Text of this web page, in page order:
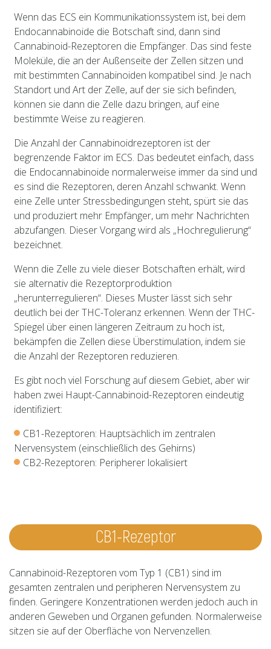
Wenn das ECS ein Kommunikationssystem ist, bei dem
Endocannabinoide die Botschaft sind, dann sind
Cannabinoid-Rezeptoren die Empfänger. Das sind feste
Moleküle, die an der Außenseite der Zellen sitzen und
mit bestimmten Cannabinoiden kompatibel sind. Je nach
Standort und Art der Zelle, auf der sie sich befinden,
können sie dann die Zelle dazu bringen, auf eine
bestimmte Weise zu reagieren.
Die Anzahl der Cannabinoidrezeptoren ist der
begrenzende Faktor im ECS. Das bedeutet einfach, dass
die Endocannabinoide normalerweise immer da sind und
es sind die Rezeptoren, deren Anzahl schwankt. Wenn
eine Zelle unter Stressbedingungen steht, spürt sie das
und produziert mehr Empfänger, um mehr Nachrichten
abzufangen. Dieser Vorgang wird als „Hochregulierung“
bezeichnet.
Wenn die Zelle zu viele dieser Botschaften erhält, wird
sie alternativ die Rezeptorproduktion
„herunterregulieren“. Dieses Muster lässt sich sehr
deutlich bei der THC-Toleranz erkennen. Wenn der THC-
Spiegel über einen längeren Zeitraum zu hoch ist,
bekämpfen die Zellen diese Überstimulation, indem sie
die Anzahl der Rezeptoren reduzieren.
Es gibt noch viel Forschung auf diesem Gebiet, aber wir
haben zwei Haupt-Cannabinoid-Rezeptoren eindeutig
identifiziert:
CB1-Rezeptoren: Hauptsächlich im zentralen
Nervensystem (einschließlich des Gehirns)
CB2-Rezeptoren: Peripherer lokalisiert
CB1-Rezeptor
Cannabinoid-Rezeptoren vom Typ 1 (CB1) sind im
gesamten zentralen und peripheren Nervensystem zu
finden. Geringere Konzentrationen werden jedoch auch in
anderen Geweben und Organen gefunden. Normalerweise
sitzen sie auf der Oberfläche von Nervenzellen.